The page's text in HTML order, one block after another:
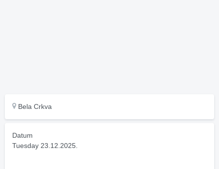
Bela Crkva
Datum
Tuesday 23.12.2025.